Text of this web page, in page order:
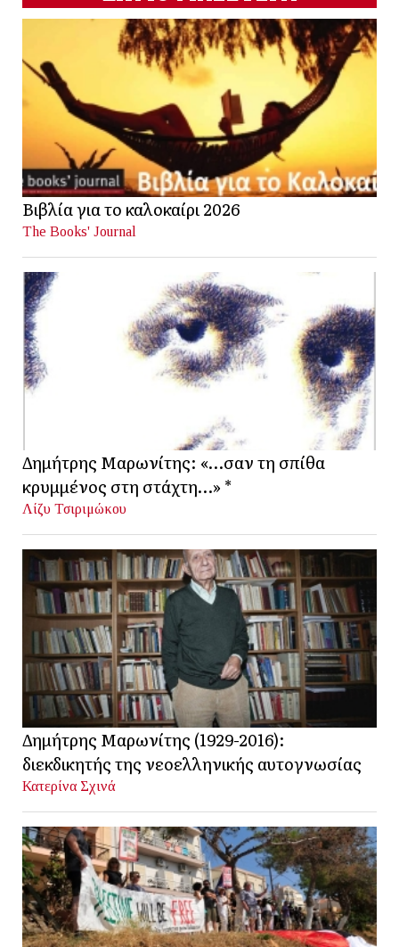
Βιβλία για το καλοκαίρι 2026
The Books' Journal
Δημήτρης Μαρωνίτης: «…σαν τη σπίθα
κρυμμένος στη στάχτη…» *
Λίζυ Τσιριμώκου
Δημήτρης Μαρωνίτης (1929-2016):
διεκδικητής της νεοελληνικής αυτογνωσίας
Κατερίνα Σχινά